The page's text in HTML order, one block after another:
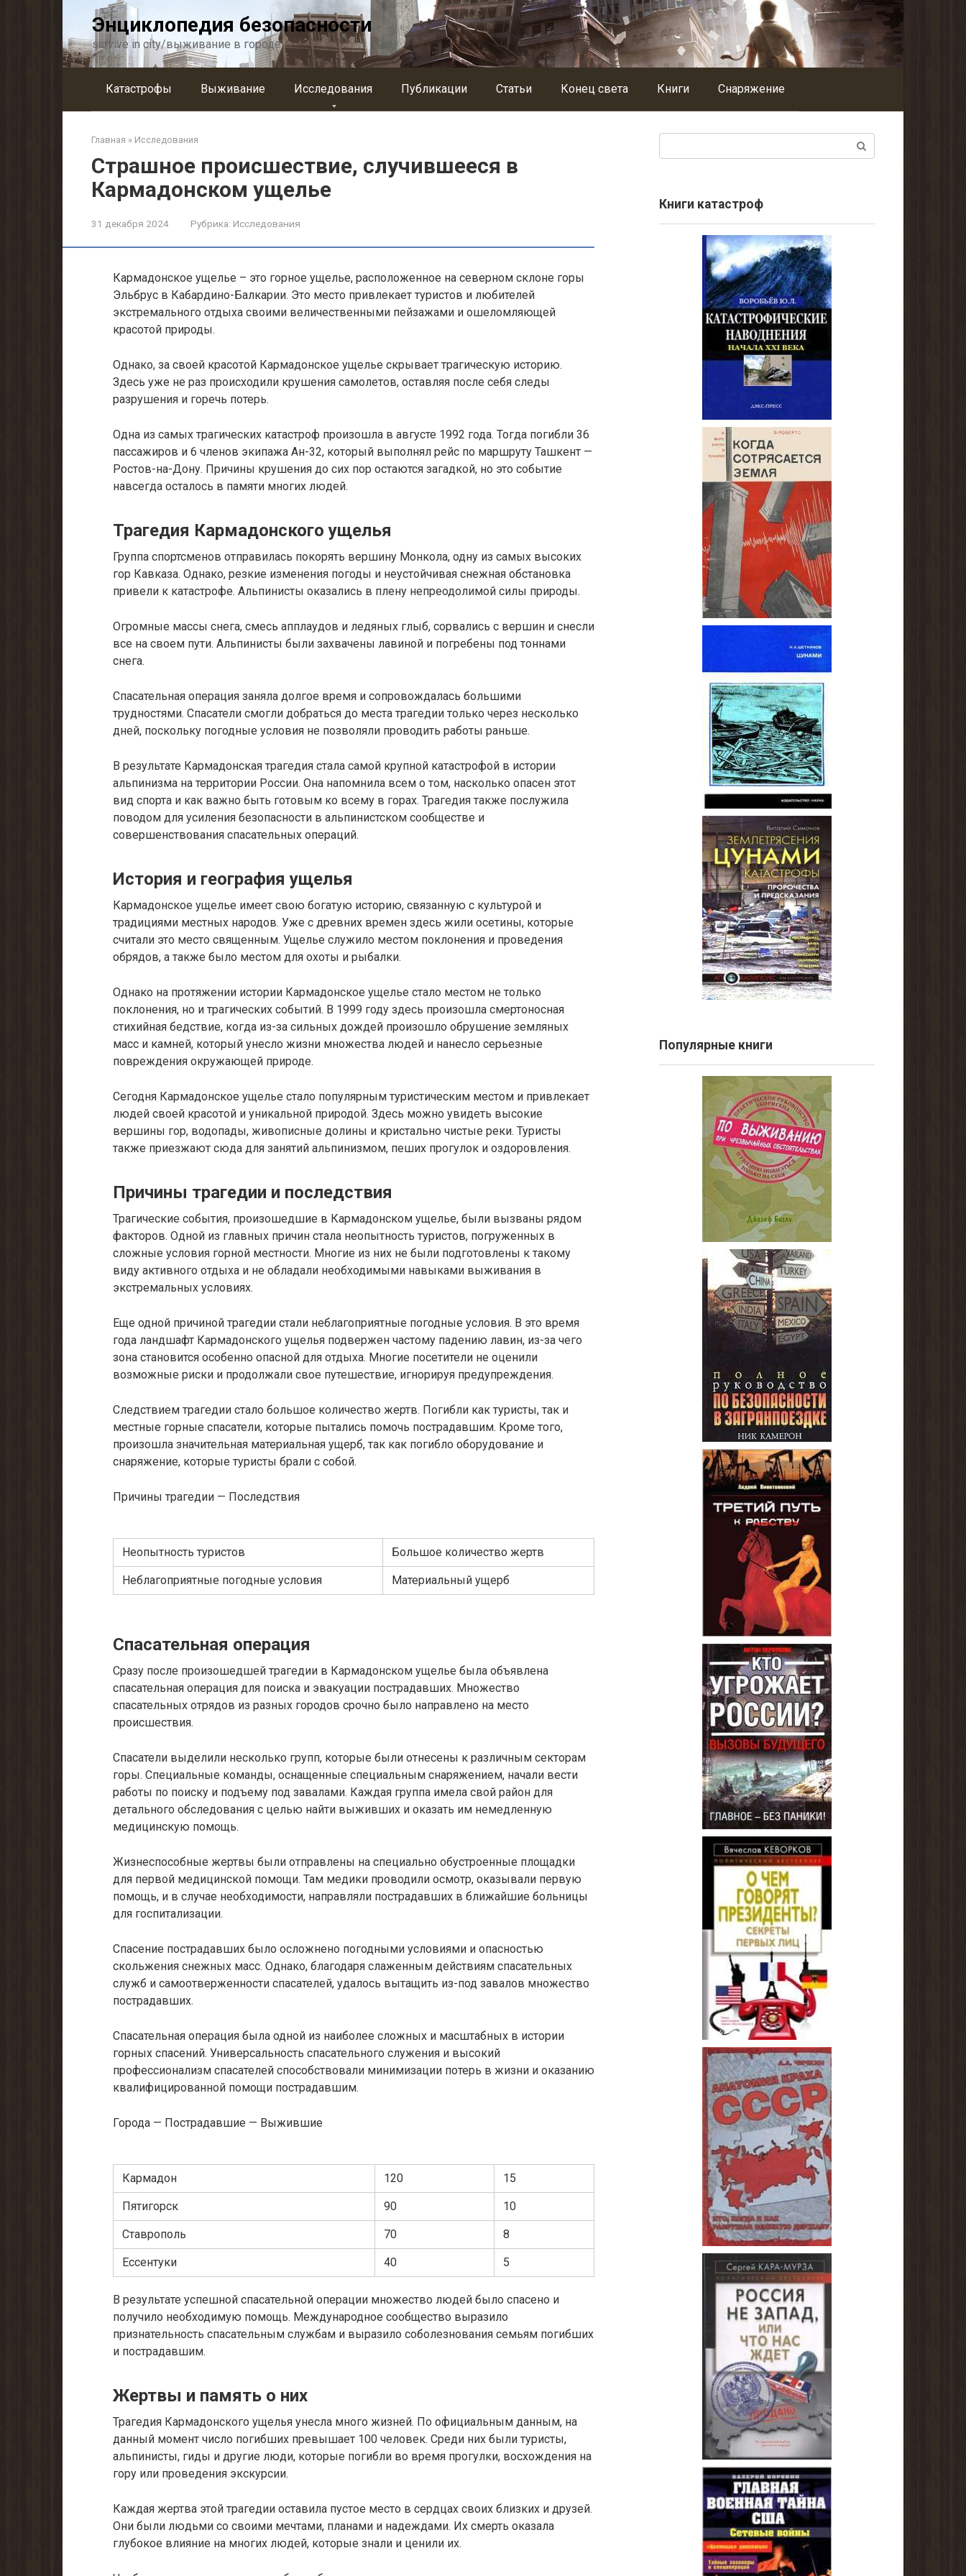
Энциклопедия безопасности
survive in city/выживание в городе
Катастрофы Выживание Исследования Публикации Статьи Конец света Книги Снаряжение
Главная » Исследования
Страшное происшествие, случившееся в
Кармадонском ущелье
31 декабря 2024 Рубрика: Исследования
Кармадонское ущелье – это горное ущелье, расположенное на северном склоне горы
Эльбрус в Кабардино-Балкарии. Это место привлекает туристов и любителей
экстремального отдыха своими величественными пейзажами и ошеломляющей
красотой природы.
Однако, за своей красотой Кармадонское ущелье скрывает трагическую историю.
Здесь уже не раз происходили крушения самолетов, оставляя после себя следы
разрушения и горечь потерь.
Одна из самых трагических катастроф произошла в августе 1992 года. Тогда погибли 36
пассажиров и 6 членов экипажа Ан-32, который выполнял рейс по маршруту Ташкент —
Ростов-на-Дону. Причины крушения до сих пор остаются загадкой, но это событие
навсегда осталось в памяти многих людей.
Трагедия Кармадонского ущелья
Группа спортсменов отправилась покорять вершину Монкола, одну из самых высоких
гор Кавказа. Однако, резкие изменения погоды и неустойчивая снежная обстановка
привели к катастрофе. Альпинисты оказались в плену непреодолимой силы природы.
Огромные массы снега, смесь апплаудов и ледяных глыб, сорвались с вершин и снесли
все на своем пути. Альпинисты были захвачены лавиной и погребены под тоннами
снега.
Спасательная операция заняла долгое время и сопровождалась большими
трудностями. Спасатели смогли добраться до места трагедии только через несколько
дней, поскольку погодные условия не позволяли проводить работы раньше.
В результате Кармадонская трагедия стала самой крупной катастрофой в истории
альпинизма на территории России. Она напомнила всем о том, насколько опасен этот
вид спорта и как важно быть готовым ко всему в горах. Трагедия также послужила
поводом для усиления безопасности в альпинистском сообществе и
совершенствования спасательных операций.
История и география ущелья
Кармадонское ущелье имеет свою богатую историю, связанную с культурой и
традициями местных народов. Уже с древних времен здесь жили осетины, которые
считали это место священным. Ущелье служило местом поклонения и проведения
обрядов, а также было местом для охоты и рыбалки.
Однако на протяжении истории Кармадонское ущелье стало местом не только
поклонения, но и трагических событий. В 1999 году здесь произошла смертоносная
стихийная бедствие, когда из-за сильных дождей произошло обрушение земляных
масс и камней, который унесло жизни множества людей и нанесло серьезные
повреждения окружающей природе.
Сегодня Кармадонское ущелье стало популярным туристическим местом и привлекает
людей своей красотой и уникальной природой. Здесь можно увидеть высокие
вершины гор, водопады, живописные долины и кристально чистые реки. Туристы
также приезжают сюда для занятий альпинизмом, пеших прогулок и оздоровления.
Причины трагедии и последствия
Трагические события, произошедшие в Кармадонском ущелье, были вызваны рядом
факторов. Одной из главных причин стала неопытность туристов, погруженных в
сложные условия горной местности. Многие из них не были подготовлены к такому
виду активного отдыха и не обладали необходимыми навыками выживания в
экстремальных условиях.
Еще одной причиной трагедии стали неблагоприятные погодные условия. В это время
года ландшафт Кармадонского ущелья подвержен частому падению лавин, из-за чего
зона становится особенно опасной для отдыха. Многие посетители не оценили
возможные риски и продолжали свое путешествие, игнорируя предупреждения.
Следствием трагедии стало большое количество жертв. Погибли как туристы, так и
местные горные спасатели, которые пытались помочь пострадавшим. Кроме того,
произошла значительная материальная ущерб, так как погибло оборудование и
снаряжение, которые туристы брали с собой.
Причины трагедии — Последствия
Неопытность туристов Большое количество жертв
Неблагоприятные погодные условия Материальный ущерб
Спасательная операция
Сразу после произошедшей трагедии в Кармадонском ущелье была объявлена
спасательная операция для поиска и эвакуации пострадавших. Множество
спасательных отрядов из разных городов срочно было направлено на место
происшествия.
Спасатели выделили несколько групп, которые были отнесены к различным секторам
горы. Специальные команды, оснащенные специальным снаряжением, начали вести
работы по поиску и подъему под завалами. Каждая группа имела свой район для
детального обследования с целью найти выживших и оказать им немедленную
медицинскую помощь.
Жизнеспособные жертвы были отправлены на специально обустроенные площадки
для первой медицинской помощи. Там медики проводили осмотр, оказывали первую
помощь, и в случае необходимости, направляли пострадавших в ближайшие больницы
для госпитализации.
Спасение пострадавших было осложнено погодными условиями и опасностью
скольжения снежных масс. Однако, благодаря слаженным действиям спасательных
служб и самоотверженности спасателей, удалось вытащить из-под завалов множество
пострадавших.
Спасательная операция была одной из наиболее сложных и масштабных в истории
горных спасений. Универсальность спасательного служения и высокий
профессионализм спасателей способствовали минимизации потерь в жизни и оказанию
квалифицированной помощи пострадавшим.
Города — Пострадавшие — Выжившие
Кармадон 120 15
Пятигорск 90 10
Ставрополь 70 8
Ессентуки 40 5
В результате успешной спасательной операции множество людей было спасено и
получило необходимую помощь. Международное сообщество выразило
признательность спасательным службам и выразило соболезнования семьям погибших
и пострадавшим.
Жертвы и память о них
Трагедия Кармадонского ущелья унесла много жизней. По официальным данным, на
данный момент число погибших превышает 100 человек. Среди них были туристы,
альпинисты, гиды и другие люди, которые погибли во время прогулки, восхождения на
гору или проведения экскурсии.
Каждая жертва этой трагедии оставила пустое место в сердцах своих близких и друзей.
Они были людьми со своими мечтами, планами и надеждами. Их смерть оказала
глубокое влияние на многих людей, которые знали и ценили их.
Книги катастроф
Популярные книги